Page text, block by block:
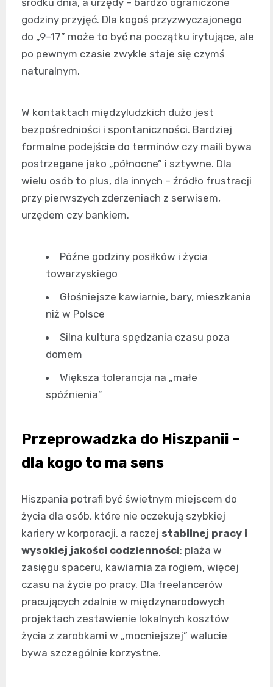
środku dnia, a urzędy – bardzo ograniczone
godziny przyjęć. Dla kogoś przyzwyczajonego
do „9–17” może to być na początku irytujące, ale
po pewnym czasie zwykle staje się czymś
naturalnym.
W kontaktach międzyludzkich dużo jest
bezpośredniości i spontaniczności. Bardziej
formalne podejście do terminów czy maili bywa
postrzegane jako „północne” i sztywne. Dla
wielu osób to plus, dla innych – źródło frustracji
przy pierwszych zderzeniach z serwisem,
urzędem czy bankiem.
Późne godziny posiłków i życia
towarzyskiego
Głośniejsze kawiarnie, bary, mieszkania
niż w Polsce
Silna kultura spędzania czasu poza
domem
Większa tolerancja na „małe
spóźnienia”
Przeprowadzka do Hiszpanii –
dla kogo to ma sens
Hiszpania potrafi być świetnym miejscem do
życia dla osób, które nie oczekują szybkiej
kariery w korporacji, a raczej stabilnej pracy i
wysokiej jakości codzienności: plaża w
zasięgu spaceru, kawiarnia za rogiem, więcej
czasu na życie po pracy. Dla freelancerów
pracujących zdalnie w międzynarodowych
projektach zestawienie lokalnych kosztów
życia z zarobkami w „mocniejszej” walucie
bywa szczególnie korzystne.